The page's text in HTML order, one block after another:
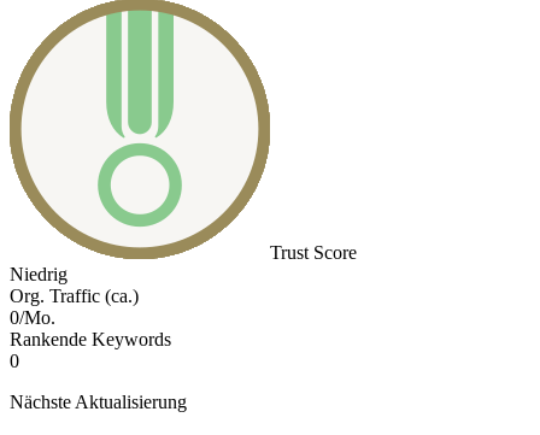
Trust Score
Niedrig
Org. Traffic (ca.)
0/Mo.
Rankende Keywords
0
Nächste Aktualisierung